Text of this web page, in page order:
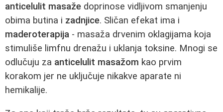
anticelulit masaže doprinose vidljivom smanjenju
obima butina i zadnjice. Sličan efekat ima i
maderoterapija - masaža drvenim oklagijama koja
stimuliše limfnu drenažu i uklanja toksine. Mnogi se
odlučuju za anticelulit masažom kao prvim
korakom jer ne uključuje nikakve aparate ni
hemikalije.